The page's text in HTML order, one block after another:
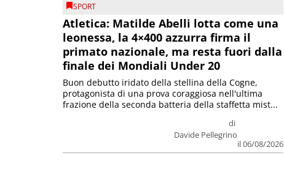
SPORT
Atletica: Matilde Abelli lotta come una
leonessa, la 4×400 azzurra firma il
primato nazionale, ma resta fuori dalla
finale dei Mondiali Under 20
di
Davide Pellegrino
il 06/08/2026
Buon debutto iridato della stellina della Cogne,
protagonista di una prova coraggiosa nell'ultima
frazione della seconda batteria della staffetta mist...